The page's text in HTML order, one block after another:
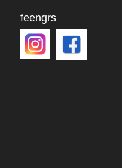
feengrs